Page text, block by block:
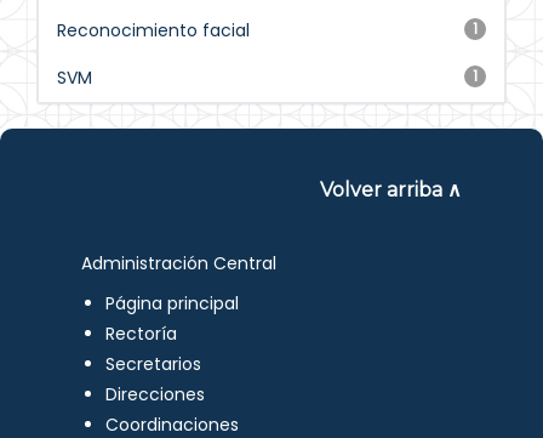
1
Reconocimiento facial
1
SVM
Volver arriba ∧
Administración Central
Página principal
Rectoría
Secretarios
Direcciones
Coordinaciones